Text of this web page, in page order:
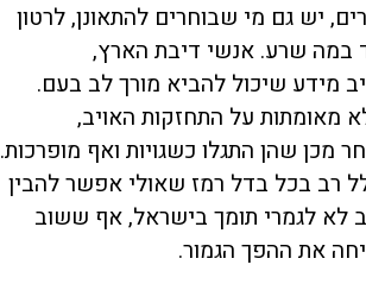
יש גם מי שבוחרים להתאונן, לרטון
במה שרע. אנשי דיבת הארץ,
מידע שיכול להביא מורך לב בעם.
מאומתות על התחזקות האויב,
מכן שהן התגלו כשגויות ואף מופרכות.
רב בכל בדל רמז שאולי אפשר להבין
לא לגמרי תומך בישראל, אף ששוב
את ההפך הגמור.